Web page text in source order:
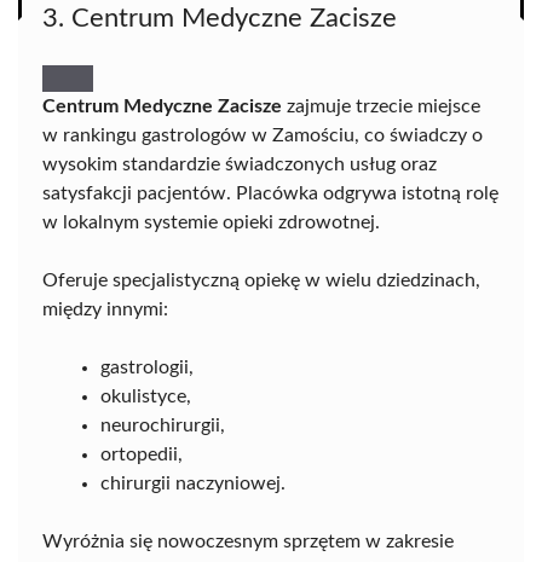
3. Centrum Medyczne Zacisze
Centrum Medyczne Zacisze zajmuje trzecie miejsce
w rankingu gastrologów w Zamościu, co świadczy o
wysokim standardzie świadczonych usług oraz
satysfakcji pacjentów. Placówka odgrywa istotną rolę
w lokalnym systemie opieki zdrowotnej.
Oferuje specjalistyczną opiekę w wielu dziedzinach,
między innymi:
gastrologii,
okulistyce,
neurochirurgii,
ortopedii,
chirurgii naczyniowej.
Wyróżnia się nowoczesnym sprzętem w zakresie